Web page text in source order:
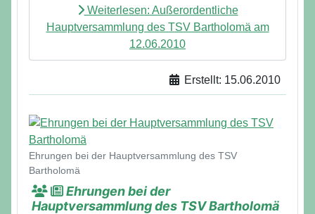
Weiterlesen: Außerordentliche
Hauptversammlung des TSV Bartholomä am
12.06.2010
Erstellt: 15.06.2010
Details
Ehrungen bei der Hauptversammlung des TSV
Bartholomä
Ehrungen bei der
Hauptversammlung des TSV Bartholomä